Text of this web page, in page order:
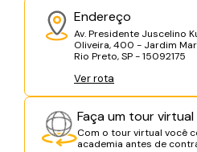
Endereço
Av. Presidente Juscelino
Oliveira, 400 - Jardim
Rio Preto, SP - 15092175
Ver rota
Faça um tour virtual
Com o tour virtual você
academia antes de